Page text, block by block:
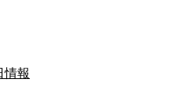
情報